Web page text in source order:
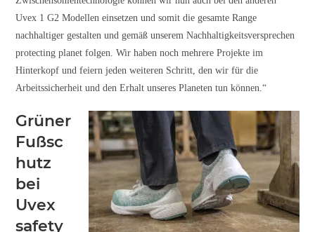
Uvex 1 G2 Modellen einsetzen und somit die gesamte Range
nachhaltiger gestalten und gemäß unserem Nachhaltigkeitsversprechen
protecting planet folgen. Wir haben noch mehrere Projekte im
Hinterkopf und feiern jeden weiteren Schritt, den wir für die
Arbeitssicherheit und den Erhalt unseres Planeten tun können.“
Grüner
Fußsc
hutz
bei
Uvex
safety